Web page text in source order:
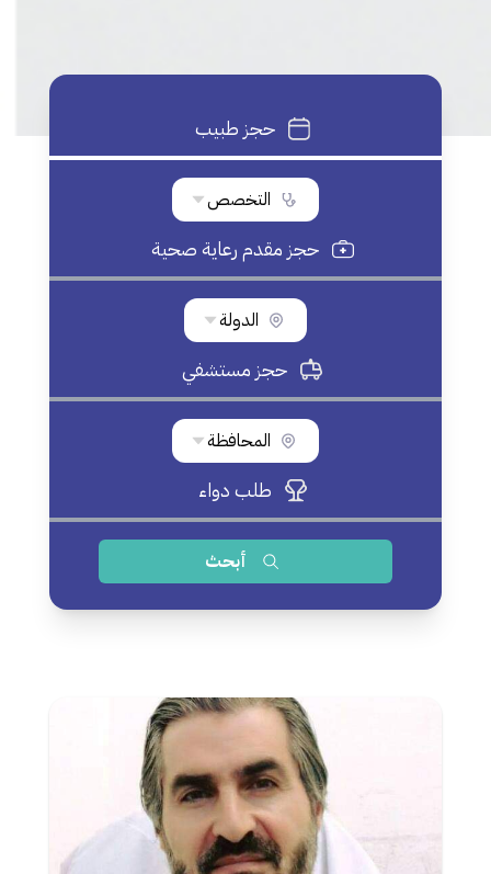
حجز طبيب
التخصص
حجز مقدم رعاية صحية
الدولة
حجز مستشفي
المحافظة
طلب دواء
أبحث